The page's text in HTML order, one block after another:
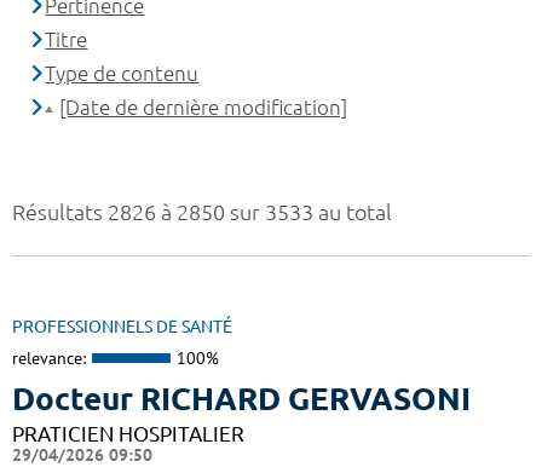
Résultats 2826 à 2850 sur 3533 au total
PROFESSIONNELS DE SANTÉ
relevance: 100%
Docteur RICHARD GERVASONI
PRATICIEN HOSPITALIER
29/04/2026 09:50
Pertinence
Titre
Type de contenu
[Date de dernière modification]